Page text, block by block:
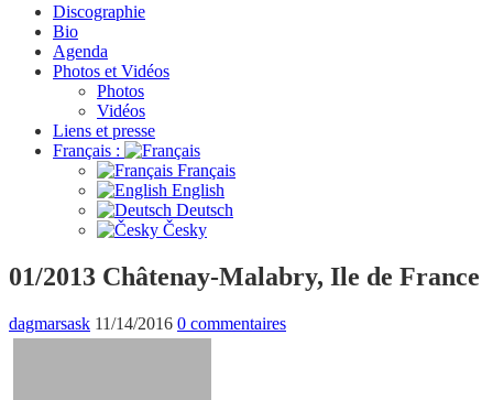
Discographie
Bio
Agenda
Photos et Vidéos
Photos
Vidéos
Liens et presse
Français :
Français
English
Deutsch
Česky
01/2013 Châtenay-Malabry, Ile de France
dagmarsask 11/14/2016 0 commentaires